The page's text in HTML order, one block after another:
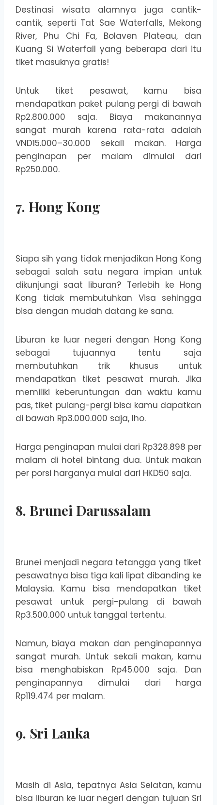
Destinasi wisata alamnya juga cantik-
cantik, seperti Tat Sae Waterfalls, Mekong
River, Phu Chi Fa, Bolaven Plateau, dan
Kuang Si Waterfall yang beberapa dari itu
tiket masuknya gratis!
Untuk tiket pesawat, kamu bisa
mendapatkan paket pulang pergi di bawah
Rp2.800.000 saja. Biaya makanannya
sangat murah karena rata-rata adalah
VND15.000–30.000 sekali makan. Harga
penginapan per malam dimulai dari
Rp250.000.
7. Hong Kong
Siapa sih yang tidak menjadikan Hong Kong
sebagai salah satu negara impian untuk
dikunjungi saat liburan? Terlebih ke Hong
Kong tidak membutuhkan Visa sehingga
bisa dengan mudah datang ke sana.
Liburan ke luar negeri dengan Hong Kong
sebagai tujuannya tentu saja
membutuhkan trik khusus untuk
mendapatkan tiket pesawat murah. Jika
memiliki keberuntungan dan waktu kamu
pas, tiket pulang-pergi bisa kamu dapatkan
di bawah Rp3.000.000 saja, lho.
Harga penginapan mulai dari Rp328.898 per
malam di hotel bintang dua. Untuk makan
per porsi harganya mulai dari HKD50 saja.
8. Brunei Darussalam
Brunei menjadi negara tetangga yang tiket
pesawatnya bisa tiga kali lipat dibanding ke
Malaysia. Kamu bisa mendapatkan tiket
pesawat untuk pergi-pulang di bawah
Rp3.500.000 untuk tanggal tertentu.
Namun, biaya makan dan penginapannya
sangat murah. Untuk sekali makan, kamu
bisa menghabiskan Rp45.000 saja. Dan
penginapannya dimulai dari harga
Rp119.474 per malam.
9. Sri Lanka
Masih di Asia, tepatnya Asia Selatan, kamu
bisa liburan ke luar negeri dengan tujuan Sri